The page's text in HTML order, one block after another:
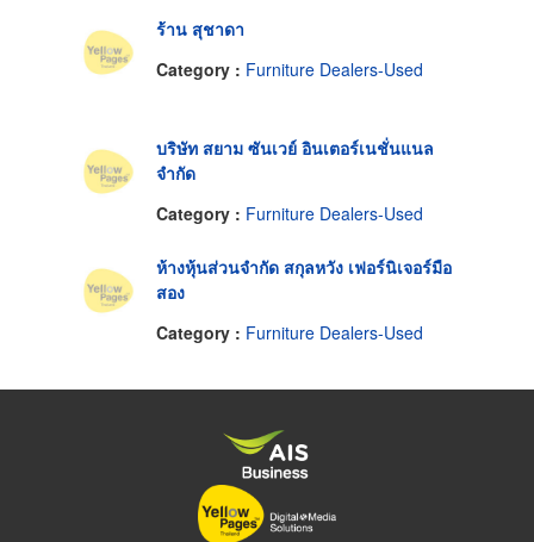
ร้าน สุชาดา
Category : Furniture Dealers-Used
บริษัท สยาม ซันเวย์ อินเตอร์เนชั่นแนล
จำกัด
Category : Furniture Dealers-Used
ห้างหุ้นส่วนจำกัด สกุลหวัง เฟอร์นิเจอร์มือ
สอง
Category : Furniture Dealers-Used